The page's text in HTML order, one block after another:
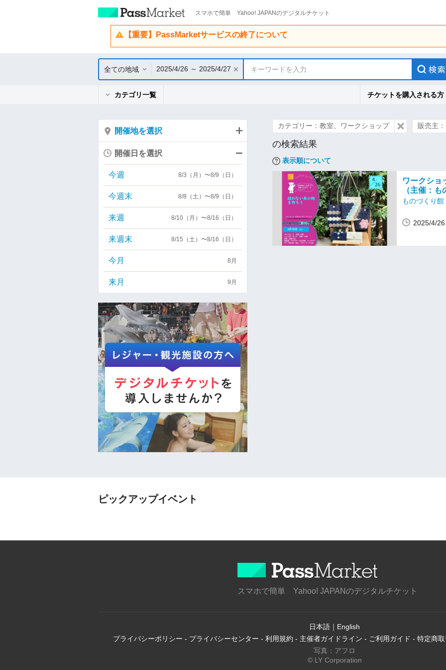
スマホで簡単 Yahoo! JAPANのデジタルチケット
【重要】PassMarketサービスの終了について
全ての地域 2025/4/26 ～ 2025/4/27 キーワードを入力
カテゴリ一覧 チケットを購入される方
カテゴリー：教室、ワークショップ 販売主
の検索結果
表示順について
ワークショ
（主催：
ものづくり館
2025/4/
開催地を選択
開催日を選択
今週 8/3（月）〜8/9（日）
今週末 8/8（土）〜8/9（日）
来週 8/10（月）〜8/16（日）
来週末 8/15（土）〜8/16（日）
今月 8月
来月 9月
ピックアップイベント
スマホで簡単 Yahoo! JAPANのデジタルチケット
日本語 ｜ English
プライバシーポリシー - プライバシーセンター - 利用規約 - 主催者ガイドライン - ご利用ガイド - 特定商
写真：アフロ
© LY Corporation